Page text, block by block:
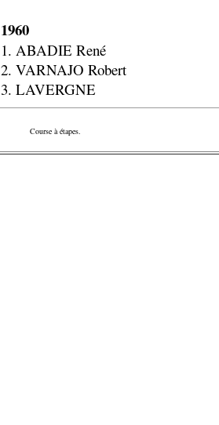
1960
1. ABADIE René
2. VARNAJO Robert
3. LAVERGNE
Course à étapes.